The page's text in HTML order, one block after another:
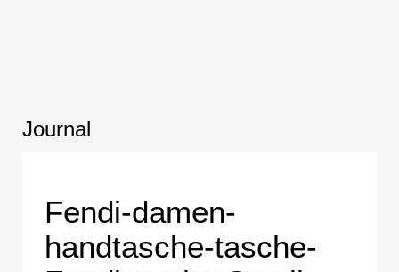
Journal
Fendi-damen-
handtasche-tasche-